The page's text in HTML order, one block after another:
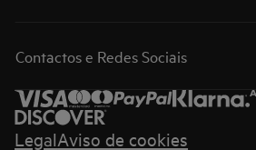
Contactos e Redes Sociais
LegalAviso de cookies